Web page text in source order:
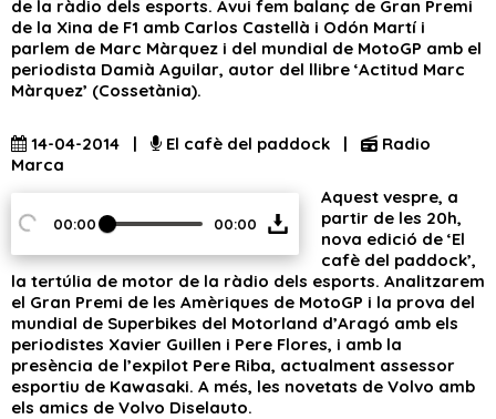
de la ràdio dels esports. Avui fem balanç de Gran Premi
de la Xina de F1 amb Carlos Castellà i Odón Martí i
parlem de Marc Màrquez i del mundial de MotoGP amb el
periodista Damià Aguilar, autor del llibre ‘Actitud Marc
Màrquez’ (Cossetània).
14-04-2014 | El cafè del paddock |
Radio
Marca
00:00 00:00
Aquest vespre, a
partir de les 20h,
nova edició de ‘El
cafè del paddock’,
la tertúlia de motor de la ràdio dels esports. Analitzarem
el Gran Premi de les Amèriques de MotoGP i la prova del
mundial de Superbikes del Motorland d’Aragó amb els
periodistes Xavier Guillen i Pere Flores, i amb la
presència de l’expilot Pere Riba, actualment assessor
esportiu de Kawasaki. A més, les novetats de Volvo amb
els amics de Volvo Diselauto.